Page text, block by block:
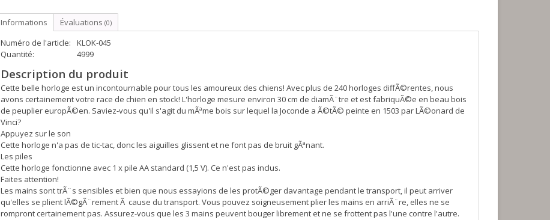
Informations Évaluations (0)
Numéro de l'article:
KLOK-045
Quantité:
4999
Description du produit
Cette belle horloge est un incontournable pour tous les amoureux des chiens! Avec plus de 240 horloges diffÃ©rentes, nous
avons certainement votre race de chien en stock! L'horloge mesure environ 30 cm de diamÃ¨tre et est fabriquÃ©e en beau bois
de peuplier europÃ©en. Saviez-vous qu'il s'agit du mÃªme bois sur lequel la Joconde a Ã©tÃ© peinte en 1503 par LÃ©onard de
Vinci?
Appuyez sur le son
Cette horloge n'a pas de tic-tac, donc les aiguilles glissent et ne font pas de bruit gÃªnant.
Les piles
Cette horloge fonctionne avec 1 x pile AA standard (1,5 V). Ce n'est pas inclus.
Faites attention!
Les mains sont trÃ¨s sensibles et bien que nous essayions de les protÃ©ger davantage pendant le transport, il peut arriver
qu'elles se plient lÃ©gÃ¨rement Ã cause du transport. Vous pouvez soigneusement plier les mains en arriÃ¨re, elles ne se
rompront certainement pas. Assurez-vous que les 3 mains peuvent bouger librement et ne se frottent pas l'une contre l'autre.